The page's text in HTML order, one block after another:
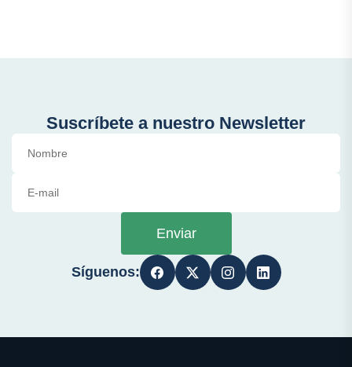
Suscríbete a nuestro Newsletter
Enviar
Síguenos: